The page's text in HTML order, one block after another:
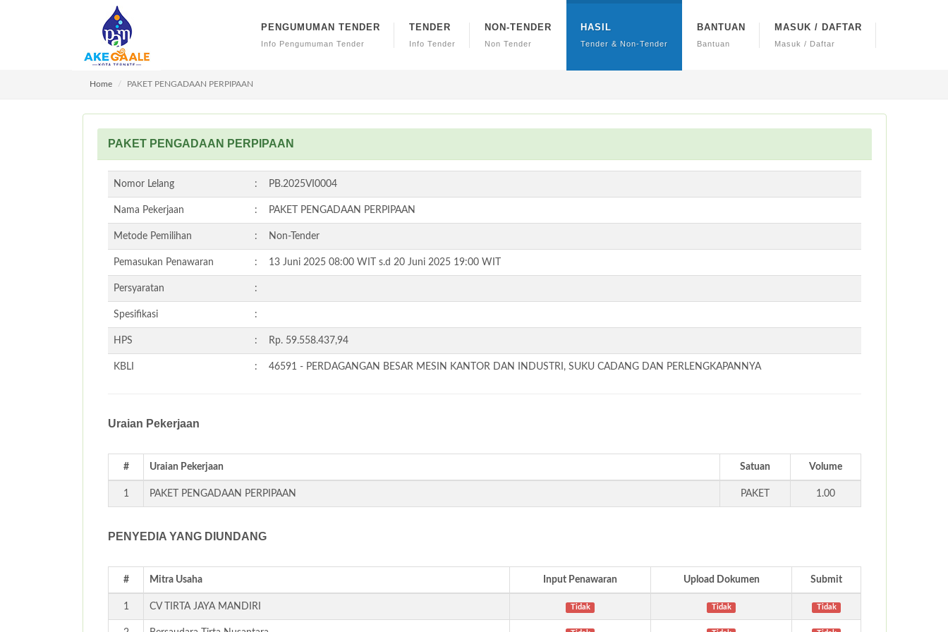
PENGUMUMAN TENDER
Info Pengumuman Tender
TENDER
Info Tender
NON-TENDER
Non Tender
HASIL
Tender & Non-Tender
BANTUAN
Bantuan
MASUK / DAFTAR
Masuk / Daftar
Home PAKET PENGADAAN PERPIPAAN
PAKET PENGADAAN PERPIPAAN
Nomor Lelang : PB.2025VI0004
Nama Pekerjaan : PAKET PENGADAAN PERPIPAAN
Metode Pemilihan : Non-Tender
Pemasukan Penawaran : 13 Juni 2025 08:00 WIT s.d 20 Juni 2025 19:00 WIT
Persyaratan :
Spesifikasi :
HPS : Rp. 59.558.437,94
KBLI : 46591 - PERDAGANGAN BESAR MESIN KANTOR DAN INDUSTRI, SUKU CADANG DAN PERLENGKAPANNYA
Uraian Pekerjaan
# Uraian Pekerjaan Satuan Volume
1 PAKET PENGADAAN PERPIPAAN PAKET 1.00
PENYEDIA YANG DIUNDANG
# Mitra Usaha Input Penawaran Upload Dokumen Submit
1 CV TIRTA JAYA MANDIRI Tidak Tidak Tidak